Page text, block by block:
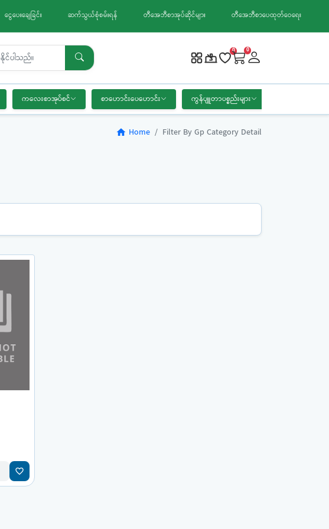
ငွေပေးချေခြင်း ဆက်သွယ်စုံစမ်းရန် တီအေဘီစာအုပ်ဆိုင်များ တီအေဘီစာပေထုတ်ဝေရေး
0 0
ကလေးစာအုပ်စင် စာဟောင်းပေဟောင်း ကွန်ပျူတာပစ္စည်းများ
home Home Filter By Gp Category Detail
favorite_border